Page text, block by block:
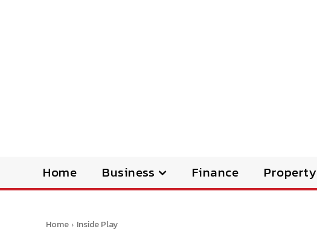
Home Business Finance Property
Home Inside Play